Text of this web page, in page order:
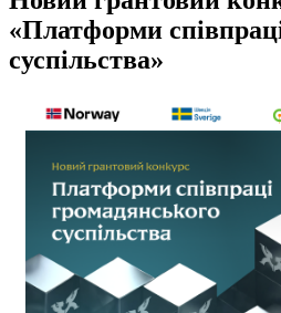
«Платформи
суспільства»